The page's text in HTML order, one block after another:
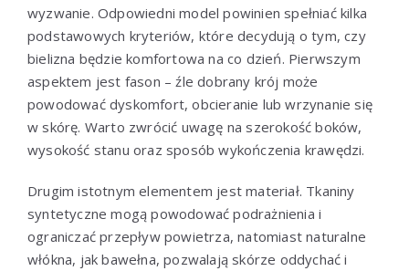
wyzwanie. Odpowiedni model powinien spełniać kilka
podstawowych kryteriów, które decydują o tym, czy
bielizna będzie komfortowa na co dzień. Pierwszym
aspektem jest fason – źle dobrany krój może
powodować dyskomfort, obcieranie lub wrzynanie się
w skórę. Warto zwrócić uwagę na szerokość boków,
wysokość stanu oraz sposób wykończenia krawędzi.
Drugim istotnym elementem jest materiał. Tkaniny
syntetyczne mogą powodować podrażnienia i
ograniczać przepływ powietrza, natomiast naturalne
włókna, jak bawełna, pozwalają skórze oddychać i